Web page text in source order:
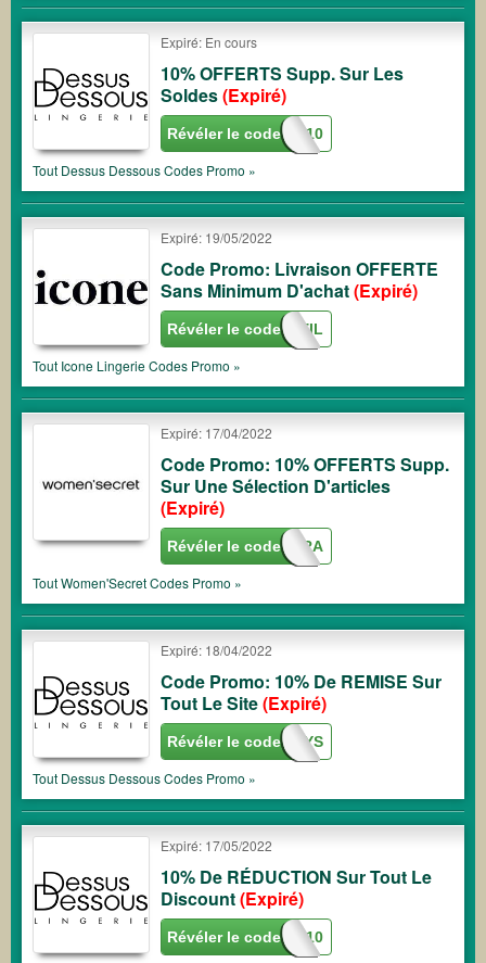
Expiré: En cours
10% OFFERTS Supp. Sur Les
Soldes(Expiré)
EXTRA10
Révéler le code
Tout Dessus DessousCodes Promo »
Expiré: 19/05/2022
Code Promo: Livraison OFFERTE
Sans Minimum D'achat(Expiré)
BAINDESOLEIL
Révéler le code
Tout Icone LingerieCodes Promo »
Expiré: 17/04/2022
Code Promo: 10% OFFERTS Supp.
Sur Une Sélection D'articles
(Expiré)
10EXTRA
Révéler le code
ToutWomen'SecretCodes Promo »
Expiré: 18/04/2022
Code Promo: 10% De REMISE Sur
Tout Le Site(Expiré)
HAPPYDAYS
Révéler le code
Tout Dessus DessousCodes Promo »
Expiré: 17/05/2022
10% De RÉDUCTION Sur Tout Le
Discount(Expiré)
EXTRA10
Révéler le code